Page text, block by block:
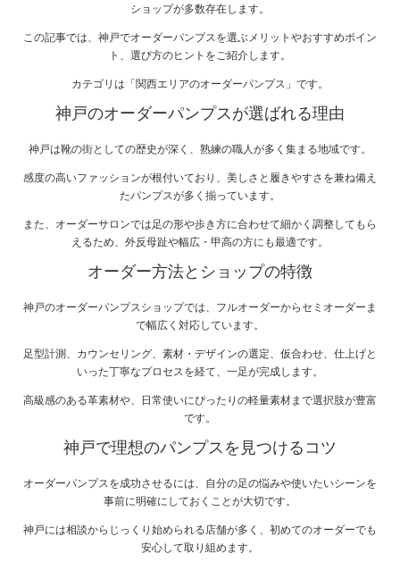
ショップが多数存在します。
この記事では、神戸でオーダーパンプスを選ぶメリットやおすすめポイン
ト、選び方のヒントをご紹介します。
カテゴリは「関西エリアのオーダーパンプス」です。
神戸のオーダーパンプスが選ばれる理由
神戸は靴の街としての歴史が深く、熟練の職人が多く集まる地域です。
感度の高いファッションが根付いており、美しさと履きやすさを兼ね備え
たパンプスが多く揃っています。
また、オーダーサロンでは足の形や歩き方に合わせて細かく調整してもら
えるため、外反母趾や幅広・甲高の方にも最適です。
オーダー方法とショップの特徴
神戸のオーダーパンプスショップでは、フルオーダーからセミオーダーま
で幅広く対応しています。
足型計測、カウンセリング、素材・デザインの選定、仮合わせ、仕上げと
いった丁寧なプロセスを経て、一足が完成します。
高級感のある革素材や、日常使いにぴったりの軽量素材まで選択肢が豊富
です。
神戸で理想のパンプスを見つけるコツ
オーダーパンプスを成功させるには、自分の足の悩みや使いたいシーンを
事前に明確にしておくことが大切です。
神戸には相談からじっくり始められる店舗が多く、初めてのオーダーでも
安心して取り組めます。